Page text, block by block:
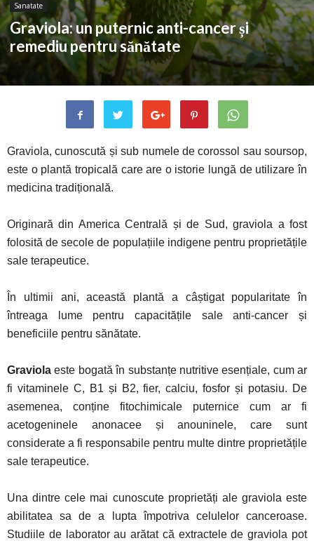
Sanatate
Graviola: un puternic anti-cancer și
remediu pentru sănătate
Graviola, cunoscută și sub numele de corossol sau soursop,
este o plantă tropicală care are o istorie lungă de utilizare în
medicina tradițională.
Originară din America Centrală și de Sud, graviola a fost
folosită de secole de populațiile indigene pentru proprietățile
sale terapeutice.
În ultimii ani, această plantă a câștigat popularitate în
întreaga lume pentru capacitățile sale anti-cancer și
beneficiile pentru sănătate.
Graviola este bogată în substanțe nutritive esențiale, cum ar
fi vitaminele C, B1 și B2, fier, calciu, fosfor și potasiu. De
asemenea, conține fitochimicale puternice cum ar fi
acetogeninele anonacee și anouninele, care sunt
considerate a fi responsabile pentru multe dintre proprietățile
sale terapeutice.
Una dintre cele mai cunoscute proprietăți ale graviola este
abilitatea sa de a lupta împotriva celulelor canceroase.
Studiile de laborator au arătat că extractele de graviola pot